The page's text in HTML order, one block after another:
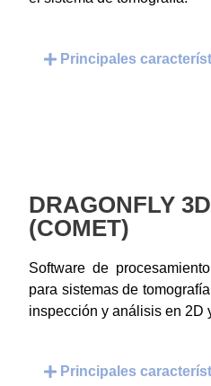
Principales
DRAGONFLY
(COMET)
Software de
para sistemas de
inspección y análisis en 2D
Principales